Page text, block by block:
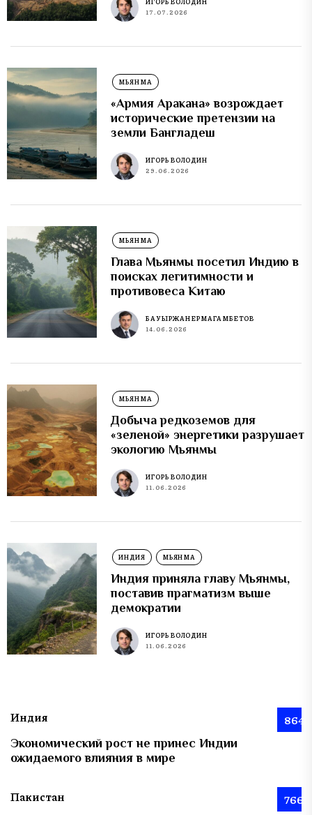
ИГОРЬ ВОЛОДИН
17.07.2026
МЬЯНМА
«Армия Аракана» возрождает
исторические претензии на
земли Бангладеш
ИГОРЬ ВОЛОДИН
29.06.2026
МЬЯНМА
Глава Мьянмы посетил Индию в
поисках легитимности и
противовеса Китаю
БАУЫРЖАН ЕРМАГАМБЕТОВ
14.06.2026
МЬЯНМА
Добыча редкоземов для
«зеленой» энергетики разрушает
экологию Мьянмы
ИГОРЬ ВОЛОДИН
11.06.2026
ИНДИЯ МЬЯНМА
Индия приняла главу Мьянмы,
поставив прагматизм выше
демократии
ИГОРЬ ВОЛОДИН
11.06.2026
Индия 864
Экономический рост не принес Индии
ожидаемого влияния в мире
Пакистан 766